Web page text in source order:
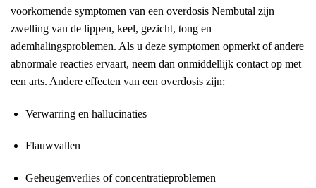
voorkomende symptomen van een overdosis Nembutal zijn
zwelling van de lippen, keel, gezicht, tong en
ademhalingsproblemen. Als u deze symptomen opmerkt of andere
abnormale reacties ervaart, neem dan onmiddellijk contact op met
een arts. Andere effecten van een overdosis zijn:
Verwarring en hallucinaties
Flauwvallen
Geheugenverlies of concentratieproblemen